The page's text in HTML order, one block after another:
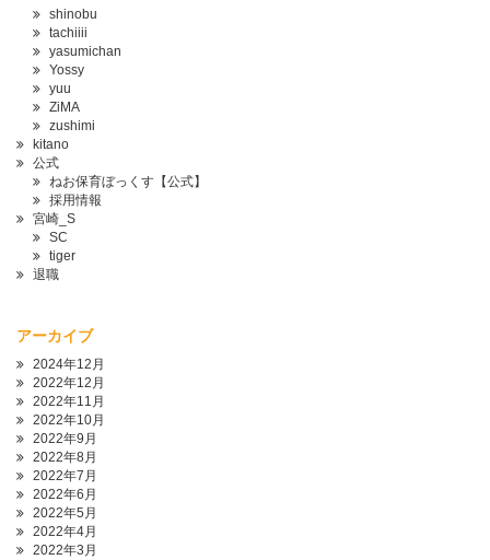
shinobu
tachiiii
yasumichan
Yossy
yuu
ZiMA
zushimi
kitano
公式
ねお保育ぼっくす【公式】
採用情報
宮崎_S
SC
tiger
退職
アーカイブ
2024年12月
2022年12月
2022年11月
2022年10月
2022年9月
2022年8月
2022年7月
2022年6月
2022年5月
2022年4月
2022年3月